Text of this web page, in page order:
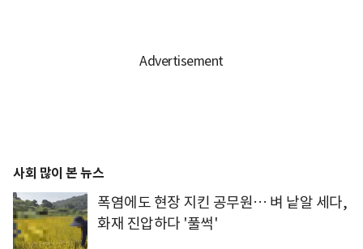
사회 많이 본 뉴스
폭염에도 현장 지킨 공무원… 벼 낱알 세다,
화재 진압하다 '풀썩'